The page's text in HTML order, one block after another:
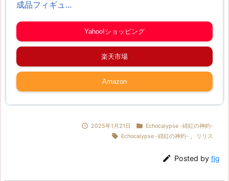
成品フィギュ...
Yahoo!ショッピング
楽天市場
Amazon
 2025年1月21日  Echocalypse -緋紅の神約-
 Echocalypse -緋紅の神約- , リリス
 Posted by fig